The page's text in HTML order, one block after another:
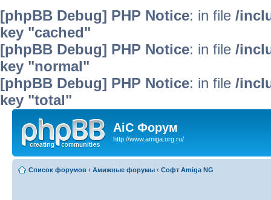
[phpBB Debug] PHP Notice: in file /
key "cached"
[phpBB Debug] PHP Notice: in file /
key "normal"
[phpBB Debug] PHP Notice: in file /
key "total"
AiC Форум
http://www.amiga.org.ru/
Список форумов ‹ Амижные форумы ‹ Софт Amiga NG